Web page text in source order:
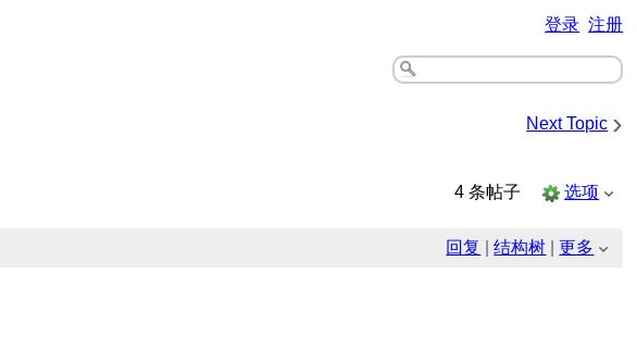
登录 注册
Next Topic ›
4 条帖子 选项
回复 |结构树 |更多